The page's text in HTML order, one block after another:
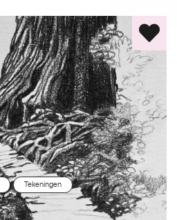
Tekeningen